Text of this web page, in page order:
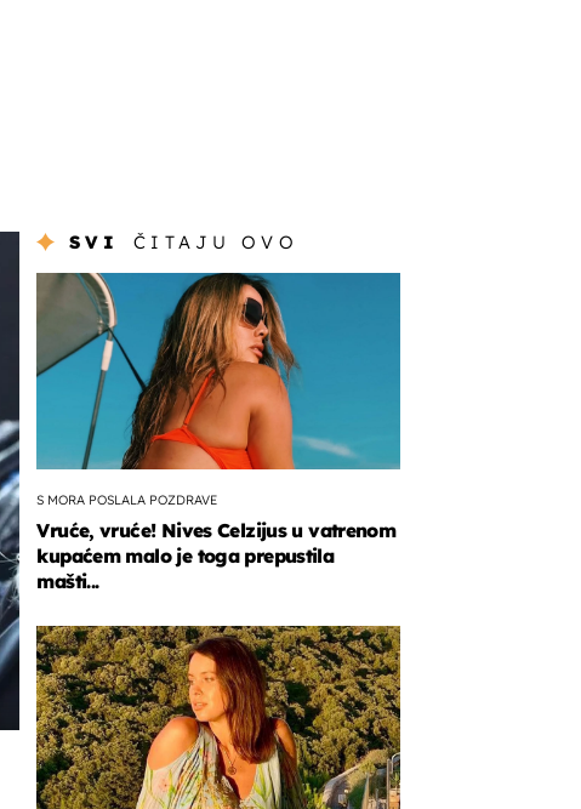
SVI ČITAJU OVO
S MORA POSLALA POZDRAVE
Vruće, vruće! Nives Celzijus u vatrenom
kupaćem malo je toga prepustila
mašti...